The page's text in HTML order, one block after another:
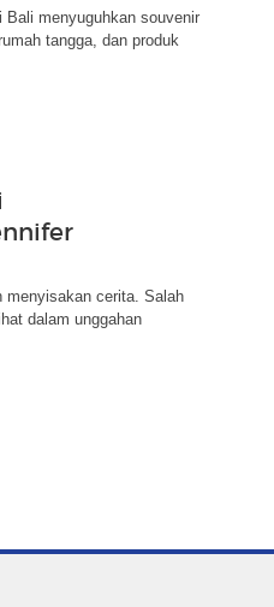
Bali menyuguhkan souvenir
tangga, dan produk
menyisakan cerita. Salah
dalam unggahan